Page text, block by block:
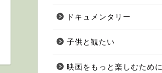
ドキュメンタリー
子供と観たい
映画をもっと楽しむために